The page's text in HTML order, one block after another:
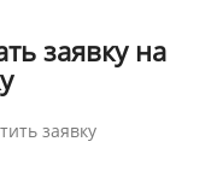
заявку на
заявку